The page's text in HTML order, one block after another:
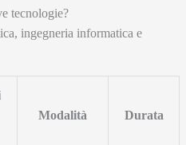
tecnologie?
ingegneria informatica e
Modalità Durata